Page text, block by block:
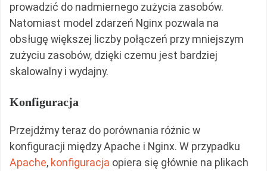
prowadzić do nadmiernego zużycia zasobów.
Natomiast model zdarzeń Nginx pozwala na
obsługę większej liczby połączeń przy mniejszym
zużyciu zasobów, dzięki czemu jest bardziej
skalowalny i wydajny.
Konfiguracja
Przejdźmy teraz do porównania różnic w
konfiguracji między Apache i Nginx. W przypadku
Apache, konfiguracja opiera się głównie na plikach